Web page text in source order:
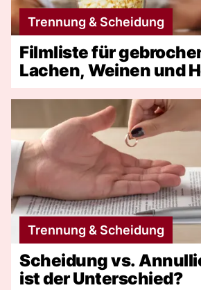
Trennung & Scheidung
Filmliste für
Lachen, Weinen und
Trennung & Scheidung
Scheidung vs.
ist der Unterschied?